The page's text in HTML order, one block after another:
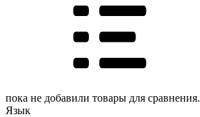
пока не добавили товары для сравнения.
Язык